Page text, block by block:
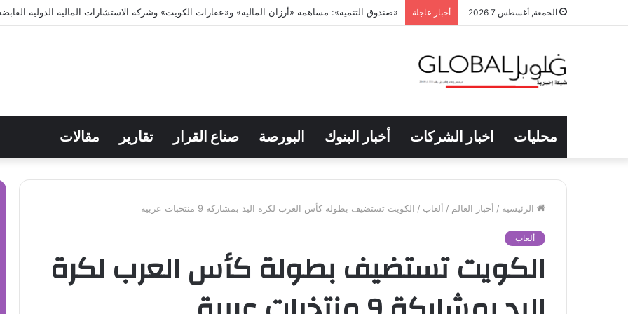
الجمعة, أغسطس 7 2026 أخبار عاجلة 26.3 % ارتفاعاً بفاتورة دعم التموين خلال يونيو الماضي
محليات اخبار الشركات أخبار البنوك البورصة صناع القرار تقارير مقالات
الرئيسية / أخبار العالم / ألعاب / الكويت تستضيف بطولة كأس العرب لكرة اليد بمشاركة 9 منتخبات عربية
ألعاب
الكويت تستضيف بطولة كأس العرب لكرة